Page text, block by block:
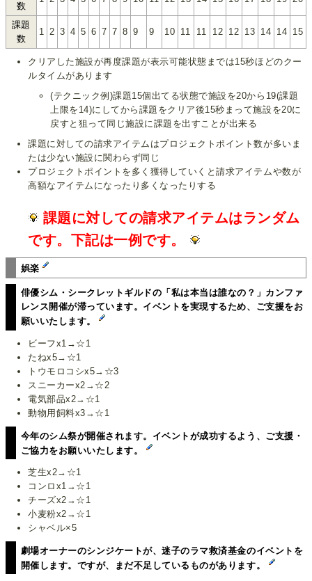
数
課題
数
1 2 3 4 5 6 7 7 8 9 9 10 11 11 12 12 13 14 14 15
クリアした施設が再度課題が表示可能状態までは15秒ほどのクー
ルタイムがあります
(テクニック例)課題15個出てる状態で施設を20から19(課題
上限を14)にしてから課題をクリア後15秒まって施設を20に
戻すと狙って同じ施設に課題を出すことが出来る
課題に対しての請求アイテムはプロジェクトポイント数が多いま
たは少ない施設に関わらず同じ
プロジェクトポイントを多く獲得していくと請求アイテムや数が
高額なアイテムになったり多くなったりする
課題に対しての請求アイテムはランダム
です。下記は一例です。
娯楽
俳優シム・シークレットギルドの「私は本当は誰なの？」カンファ
レンス開催が滞っています。イベントを実現するため、ご支援をお
願いいたします。
ビーフx1→☆1
たねx5→☆1
トウモロコシx5→☆3
スニーカーx2→☆2
電気部品x2→☆1
動物用飼料x3→☆1
今年のシム祭が開催されます。イベントが成功するよう、ご支援・
ご協力をお願いいたします。
芝生x2→☆1
コンロx1→☆1
チーズx2→☆1
小麦粉x2→☆1
シャベル×5
劇場オーナーのシンジケートが、迷子のラマ救済基金のイベントを
開催します。ですが、まだ不足しているものがあります。